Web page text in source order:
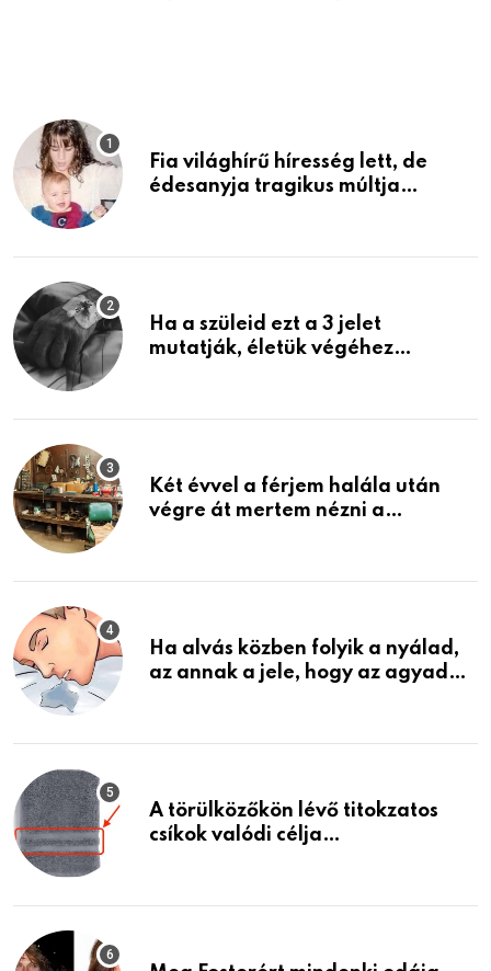
Fia világhírű híresség lett, de
édesanyja tragikus múltja
Ha a szüleid ezt a 3 jelet
mutatják, életük végéhez
Két évvel a férjem halála után
végre át mertem nézni a
életemet
Ha alvás közben folyik a nyálad,
az annak a jele, hogy az agyad…
A törülközőkön lévő titokzatos
csíkok valódi célja…